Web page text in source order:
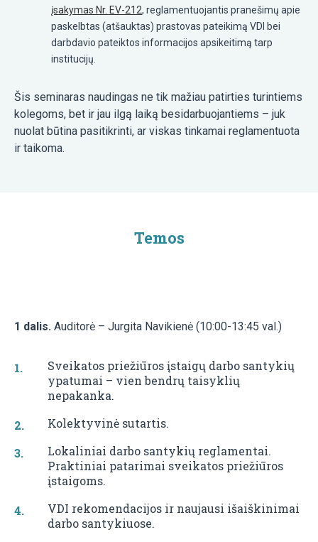
įsakymas Nr. EV-212, reglamentuojantis pranešimų apie
paskelbtas (atšauktas) prastovas pateikimą VDI bei
darbdavio pateiktos informacijos apsikeitimą tarp
institucijų.
Šis seminaras naudingas ne tik mažiau patirties turintiems
kolegoms, bet ir jau ilgą laiką besidarbuojantiems – juk
nuolat būtina pasitikrinti, ar viskas tinkamai reglamentuota
ir taikoma.
Temos
1 dalis. Auditorė – Jurgita Navikienė (10:00-13:45 val.)
Sveikatos priežiūros įstaigų darbo santykių
ypatumai – vien bendrų taisyklių
nepakanka.
Kolektyvinė sutartis.
Lokaliniai darbo santykių reglamentai.
Praktiniai patarimai sveikatos priežiūros
įstaigoms.
VDI rekomendacijos ir naujausi išaiškinimai
darbo santykiuose.